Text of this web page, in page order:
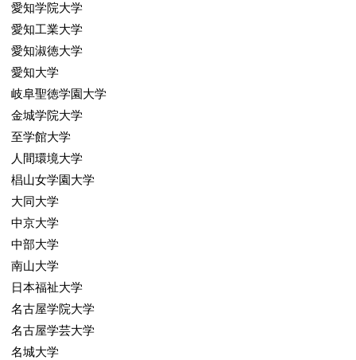
自習スペースも十分確保しています。
入塾前や学習面談は専用の面談室にて行いま
す。
愛知学院大学
愛知工業大学
愛知淑徳大学
愛知大学
岐阜聖徳学園大学
金城学院大学
至学館大学
人間環境大学
椙山女学園大学
大同大学
中京大学
中部大学
南山大学
日本福祉大学
名古屋学院大学
名古屋学芸大学
名城大学